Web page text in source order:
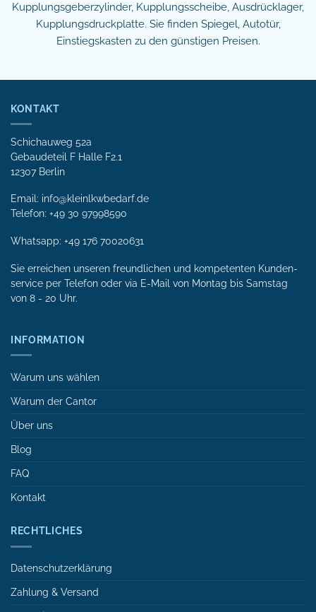
Kupplungsgeberzylinder, Kupplungsscheibe, Ausdrücklager,
Kupplungsdruckplatte. Sie finden Spiegel, Autotür,
Einstiegskasten zu den günstigen Preisen.
KONTAKT
Schichauweg 52a
Gebaudeteil F Halle F2.1
12307 Berlin
Email: info@kleinlkwbedarf.de
Telefon: +49 30 97998590
Whatsapp: +49 176 70020631
Sie erreichen unseren freundlichen und kompetenten Kunden­
service per Tele­fon oder via E-Mail von Mon­tag bis Samstag
von 8 - 20 Uhr.
INFORMATION
Warum uns wählen
Warum der Cantor
Über uns
Blog
FAQ
Kontakt
RECHTLICHES
Datenschutzerklärung
Zahlung & Versand